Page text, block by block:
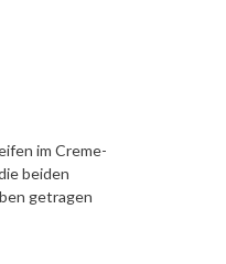
im Creme-
beiden
getragen